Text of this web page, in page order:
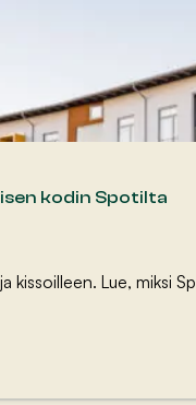
kodin Spotilta
kissoilleen. Lue, miksi